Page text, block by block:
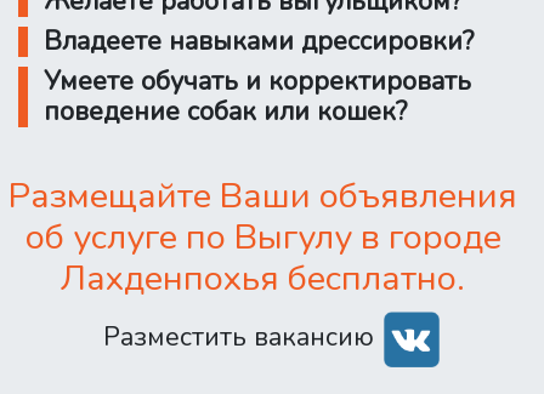
Владеете навыками дрессировки?
Умеете обучать и корректировать
поведение собак или кошек?
Размещайте Ваши объявления
об услуге по Выгулу в городе
Лахденпохья бесплатно.
Разместить вакансию